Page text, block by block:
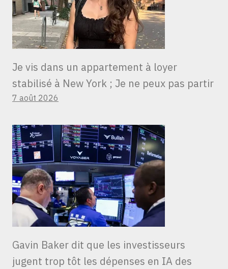
Je vis dans un appartement à loyer
stabilisé à New York ; Je ne peux pas partir
7 août 2026
Gavin Baker dit que les investisseurs
jugent trop tôt les dépenses en IA des